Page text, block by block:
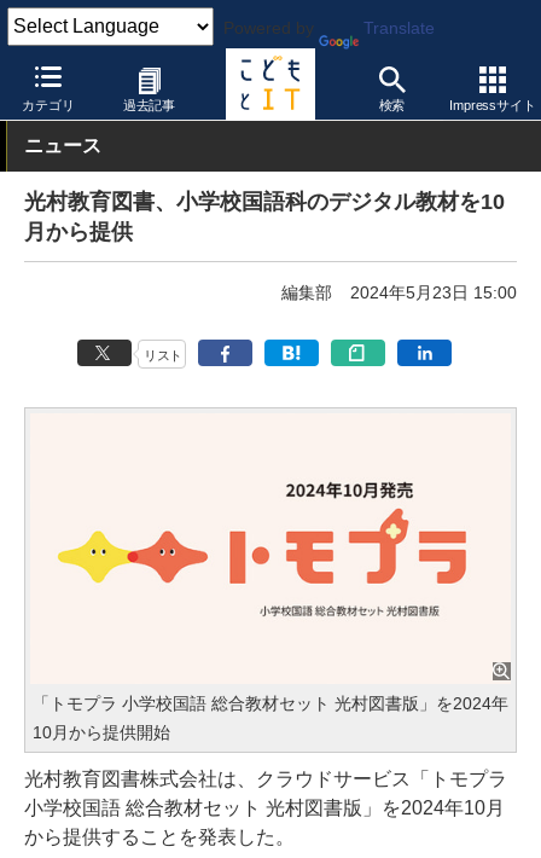
Powered by Translate
カテゴリ 過去記事 検索 Impressサイト
こどもとIT 製品・サービス デジタル教科書・教材
ニュース
光村教育図書、小学校国語科のデジタル教材を10
月から提供
編集部 2024年5月23日 15:00
リスト
「トモプラ 小学校国語 総合教材セット 光村図書版」を2024年
10月から提供開始
光村教育図書株式会社は、クラウドサービス「トモプラ
小学校国語 総合教材セット 光村図書版」を2024年10月
から提供することを発表した。